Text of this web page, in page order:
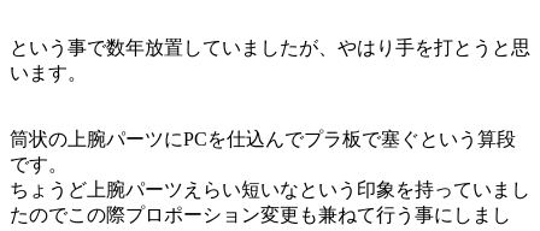
という事で数年放置していましたが、やはり手を打とうと思
います。
筒状の上腕パーツにPCを仕込んでプラ板で塞ぐという算段
です。
ちょうど上腕パーツえらい短いなという印象を持っていまし
たのでこの際プロポーション変更も兼ねて行う事にしまし